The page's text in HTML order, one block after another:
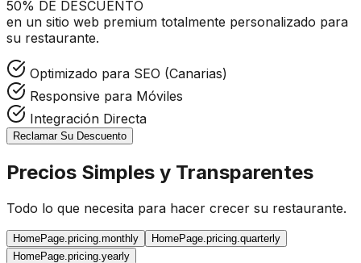
50% DE DESCUENTO
en un sitio web premium totalmente personalizado para
su restaurante.
Optimizado para SEO (Canarias)
Responsive para Móviles
Integración Directa
Reclamar Su Descuento
Precios Simples y Transparentes
Todo lo que necesita para hacer crecer su restaurante.
HomePage.pricing.monthly
HomePage.pricing.quarterly
HomePage.pricing.yearly